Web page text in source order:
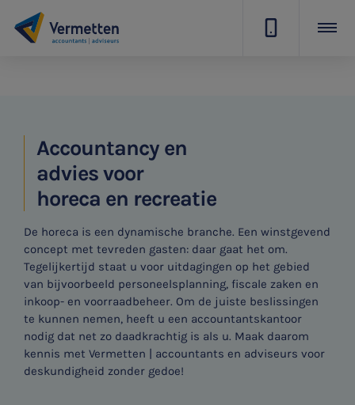
Zonder gedoe
Accountancy en
advies voor
horeca en recreatie
De horeca is een dynamische branche. Een winstgevend
concept met tevreden gasten: daar gaat het om.
Tegelijkertijd staat u voor uitdagingen op het gebied
van bijvoorbeeld personeelsplanning, fiscale zaken en
inkoop- en voorraadbeheer. Om de juiste beslissingen
te kunnen nemen, heeft u een accountantskantoor
nodig dat net zo daadkrachtig is als u. Maak daarom
kennis met Vermetten | accountants en adviseurs voor
deskundigheid zonder gedoe!